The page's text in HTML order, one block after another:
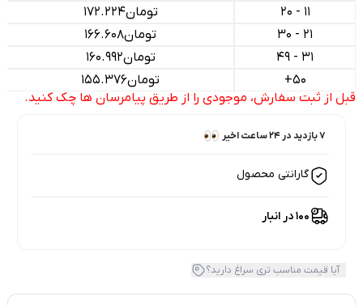
11 - 20
تومان172.224
21 - 30
تومان166.608
31 - 49
تومان160.992
50+
تومان155.376
قبل از ثبت سفارش، موجودی را از طریق پیامرسان ها چک کنید.
7 بازدید در ۲۴ ساعت اخیر
گارانتی محصول
100 در انبار
آیا قیمت مناسب تری سراغ دارید؟